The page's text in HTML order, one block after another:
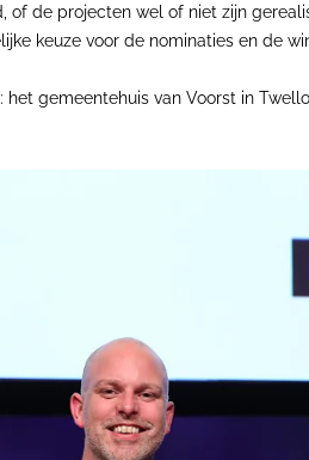
of de projecten wel of niet zijn
keuze voor de nominaties en de
gemeentehuis van Voorst in